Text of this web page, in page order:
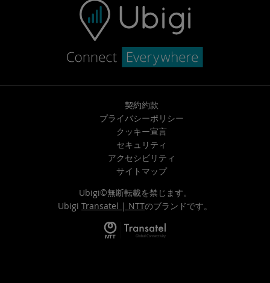
契約約款
プライバシーポリシー
クッキー宣言
セキュリティ
アクセシビリティ
サイトマップ
Ubigi©無断転載を禁じます。
Ubigi Transatel | NTTのブランドです。